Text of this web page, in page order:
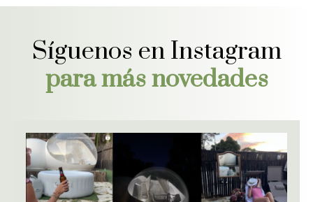
Síguenos en Instagram
para más novedades